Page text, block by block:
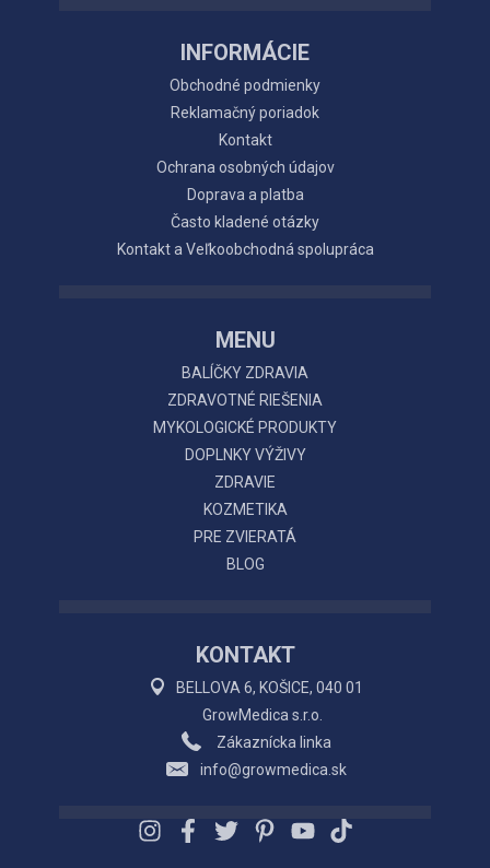
INFORMÁCIE
Obchodné podmienky
Reklamačný poriadok
Kontakt
Ochrana osobných údajov
Doprava a platba
Často kladené otázky
Kontakt a Veľkoobchodná spolupráca
MENU
BALÍČKY ZDRAVIA
ZDRAVOTNÉ RIEŠENIA
MYKOLOGICKÉ PRODUKTY
DOPLNKY VÝŽIVY
ZDRAVIE
KOZMETIKA
PRE ZVIERATÁ
BLOG
KONTAKT
BELLOVA 6, KOŠICE, 040 01
GrowMedica s.r.o.
Zákaznícka linka
info@growmedica.sk